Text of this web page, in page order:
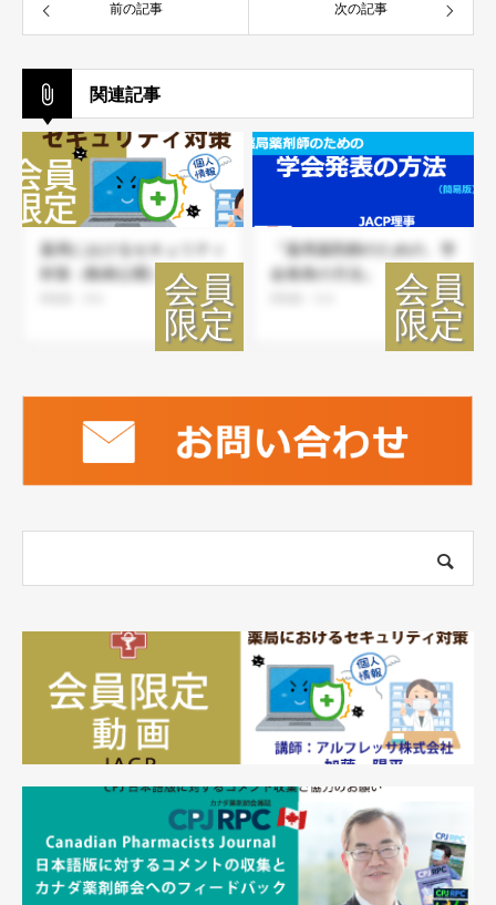
前の記事 次の記事
関連記事
薬局におけるセキュリティ
対策（動画公開）
『薬局薬剤師のための、学
会発表の方法』